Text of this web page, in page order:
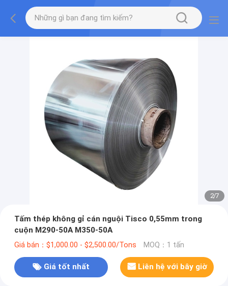
2/7
Tấm thép không gỉ cán nguội Tisco 0,55mm trong
cuộn M290-50A M350-50A
Giá bán：$1,000.00 - $2,500.00/Tons MOQ：1 tấn
Giá tốt nhất Liên hệ với bây giờ